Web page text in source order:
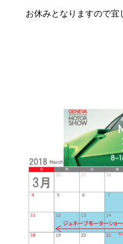
お休みとなりますので宜